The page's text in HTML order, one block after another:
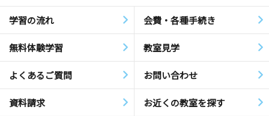
学習の流れ 会費・各種手続き
無料体験学習 教室見学
よくあるご質問 お問い合わせ
資料請求 お近くの教室を探す